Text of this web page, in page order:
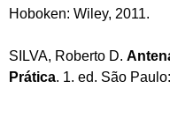
Hoboken: Wiley, 2011.
SILVA, Roberto D.
Prática. 1. ed. São